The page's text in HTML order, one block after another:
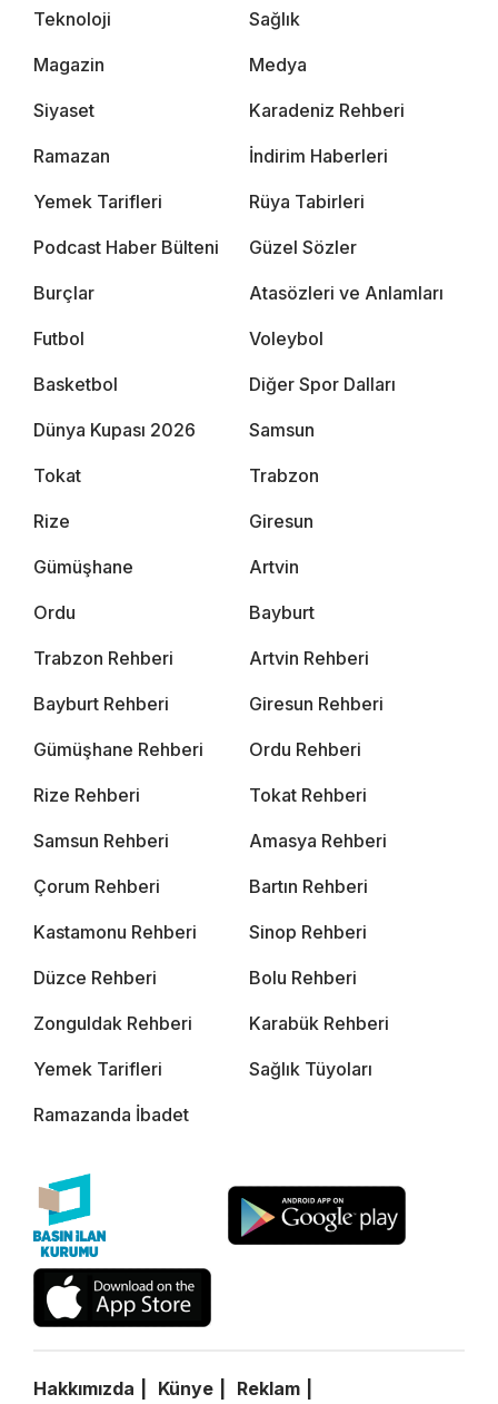
Teknoloji Sağlık
Magazin Medya
Siyaset Karadeniz Rehberi
Ramazan İndirim Haberleri
Yemek Tarifleri Rüya Tabirleri
Podcast Haber Bülteni Güzel Sözler
Burçlar Atasözleri ve Anlamları
Futbol Voleybol
Basketbol Diğer Spor Dalları
Dünya Kupası 2026 Samsun
Tokat Trabzon
Rize Giresun
Gümüşhane Artvin
Ordu Bayburt
Trabzon Rehberi Artvin Rehberi
Bayburt Rehberi Giresun Rehberi
Gümüşhane Rehberi Ordu Rehberi
Rize Rehberi Tokat Rehberi
Samsun Rehberi Amasya Rehberi
Çorum Rehberi Bartın Rehberi
Kastamonu Rehberi Sinop Rehberi
Düzce Rehberi Bolu Rehberi
Zonguldak Rehberi Karabük Rehberi
Yemek Tarifleri Sağlık Tüyoları
Ramazanda İbadet
Hakkımızda Künye
Reklam